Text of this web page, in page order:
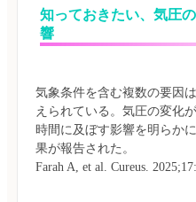
知っておきたい、気圧
響
気象条件を含む複数の要因
えられている。気圧の変化
時間に及ぼす影響を明らか
果が報告された。